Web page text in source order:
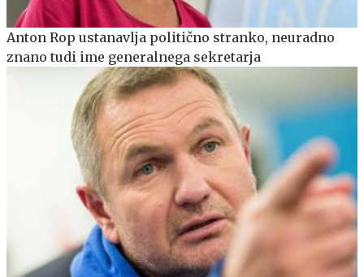
Anton Rop ustanavlja politično stranko, neuradno
znano tudi ime generalnega sekretarja